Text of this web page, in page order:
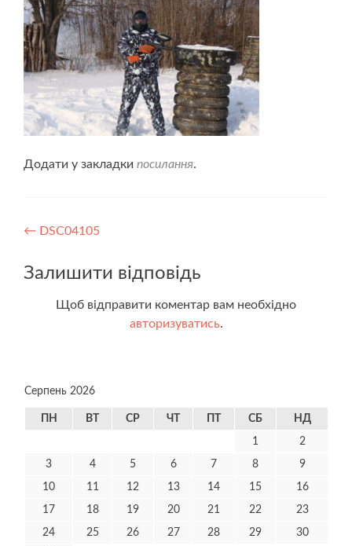
Додати у закладки посилання.
Навігація
записів
← DSC04105
Залишити відповідь
Щоб відправити коментар вам необхідно
авторизуватись.
Серпень 2026
ПН ВТ СР ЧТ СБ НД
1 2
3 4 5 6 7 8 9
10 11 12 13 14 15 16
17 18 19 20 21 22 23
24 25 26 27 28 29 30